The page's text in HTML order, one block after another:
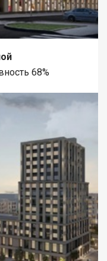
людей, ценящих свое
Благодаря
баланс
и доступностью
не перегружен
все самое важное для
надежное и
ремонт
можно обустроить
68%